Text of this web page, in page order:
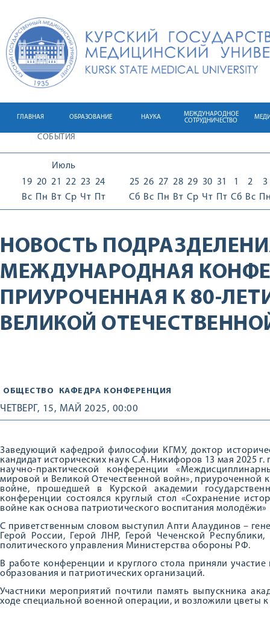
ГЛАВНАЯ ОБРАЗОВАНИЕ НАУКА
МЕЖДУНАРОДНОЕ
СОТРУДНИЧЕСТВО
СОБЫТИЯ
Июль
19
Вс
20
Пн
21
Вт
22
Ср
23
Чт
24
Пт
25
Сб
26
Вс
27
Пн
28
Вт
29
Ср
30
Чт
31
Пт
1
Сб
2
Вс
3
НОВОСТЬ
МЕЖДУНАРОДНАЯ
ПРИУРОЧЕННАЯ К 80-
ВЕЛИКОЙ
ОБЩЕСТВО КАФЕДРА КОНФЕРЕНЦИЯ
ЧЕТВЕРГ, 15, МАЙ 2025, 00:00
Заведующий кафедрой философии КГМУ, доктор
кандидат исторических наук С.А. Никифоров 13 мая 2025
научно-практической конференции
мировой и Великой Отечественной войн», приуроченной
войне, прошедшей в Курской академии
конференции состоялся круглый стол «Сохранение
войне как основа патриотического воспитания молодёжи»
С приветственным словом выступил Апти Алаудинов –
Герой России, Герой ЛНР, Герой Чеченской Республики,
политического управления Министерства обороны РФ.
В работе конференции и круглого стола приняли участие
образования и патриотических организаций.
Участники мероприятий почтили память выпускника
ходе специальной военной операции, и возложили цветы